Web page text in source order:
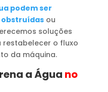
podem ser
ou
soluções
o fluxo
da máquina.
a Água no